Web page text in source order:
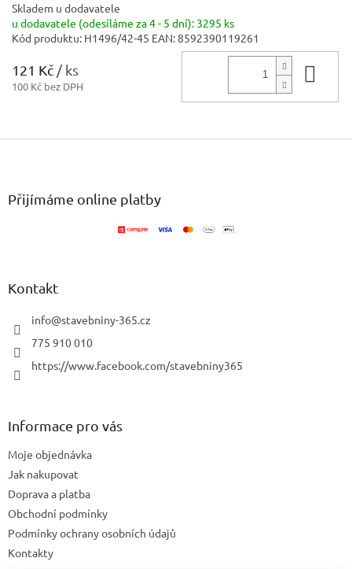
Skladem u dodavatele
u dodavatele (odesíláme za 4 - 5 dní): 3295 ks
Kód produktu: H1496/42-45 EAN:8592390119261
121 Kč / ks
100 Kč bez DPH
Přijímáme online platby
Kontakt
info@stavebniny-365.cz
775 910 010
https://www.facebook.com/stavebniny365
Informace pro vás
Moje objednávka
Jak nakupovat
Doprava a platba
Obchodní podmínky
Podmínky ochrany osobních údajů
Kontakty